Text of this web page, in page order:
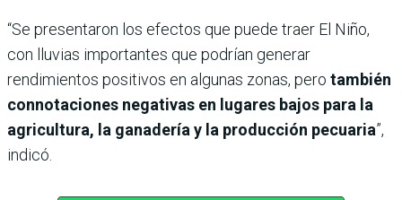
“Se presentaron los efectos que puede traer El Niño,
con lluvias importantes que podrían generar
rendimientos positivos en algunas zonas, pero también
connotaciones negativas en lugares bajos para la
agricultura, la ganadería y la producción pecuaria”,
indicó.